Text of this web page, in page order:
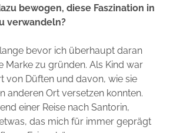
bewogen, diese Faszination in
verwandeln?
bevor ich überhaupt daran
Marke zu gründen. Als Kind war
von Düften und davon, wie sie
anderen Ort versetzen konnten.
einer Reise nach Santorin,
das mich für immer geprägt